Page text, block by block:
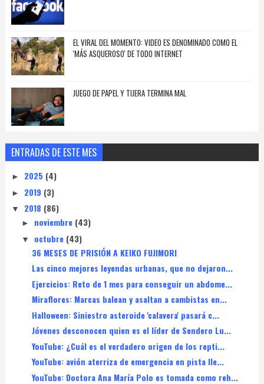
EL VIRAL DEL MOMENTO: VIDEO ES DENOMINADO COMO EL
'MÁS ASQUEROSO' DE TODO INTERNET
JUEGO DE PAPEL Y TIJERA TERMINA MAL
ENTRADAS DE ESTE MES
► 2025 (4)
► 2019 (3)
▼ 2018 (86)
► noviembre (43)
▼ octubre (43)
36 MESES DE PRISIÓN A KEIKO FUJIMORI
Las cinco mejores leyendas urbanas, que no dejaron...
Ejercicios: Reto de 1 mes para conseguir un abdome...
Miraflores: Marcas balean y asaltan a cambistas en...
Halloween: Siniestro asteroide 'calavera' pasará c...
Jóvenes desconocen quien es el líder de Sendero Lu...
YouTube: ¿Cuál es el verdadero origen de los repti...
YouTube: avión aterriza de emergencia en pista lle...
YouTube: Doctora Ana María Polo es tomada como reh...